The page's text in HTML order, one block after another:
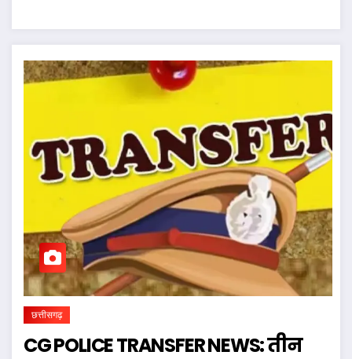
छत्तीसगढ़
CG POLICE TRANSFER NEWS: तीन